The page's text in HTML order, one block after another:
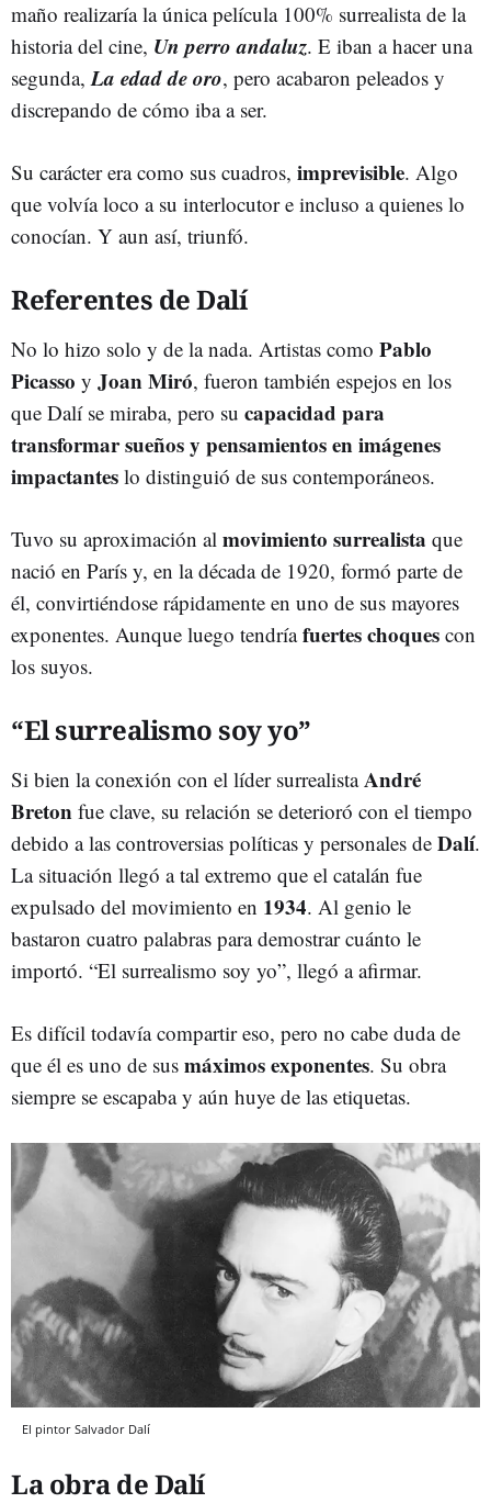
maño realizaría la única película 100% surrealista de la
historia del cine, Un perro andaluz. E iban a hacer una
segunda, La edad de oro, pero acabaron peleados y
discrepando de cómo iba a ser.
Su carácter era como sus cuadros, imprevisible. Algo
que volvía loco a su interlocutor e incluso a quienes lo
conocían. Y aun así, triunfó.
Referentes de Dalí
No lo hizo solo y de la nada. Artistas como Pablo
Picasso y Joan Miró, fueron también espejos en los
que Dalí se miraba, pero su capacidad para
transformar sueños y pensamientos en imágenes
impactantes lo distinguió de sus contemporáneos.
Tuvo su aproximación al movimiento surrealista que
nació en París y, en la década de 1920, formó parte de
él, convirtiéndose rápidamente en uno de sus mayores
exponentes. Aunque luego tendríafuertes choques con
los suyos.
“El surrealismo soy yo”
Si bien la conexión con el líder surrealistaAndré
Breton fue clave, su relación se deterioró con el tiempo
debido a las controversias políticas y personales de Dalí.
La situación llegó a tal extremo que el catalán fue
expulsado del movimiento en 1934. Al genio le
bastaron cuatro palabras para demostrar cuánto le
importó. “El surrealismo soy yo”, llegó a afirmar.
Es difícil todavía compartir eso, pero no cabe duda de
que él es uno de sus máximos exponentes. Su obra
siempre se escapaba y aún huye de las etiquetas.
El pintor Salvador Dalí
La obra de Dalí